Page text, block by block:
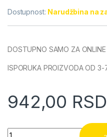
Dostupnost: Narudžbina na
DOSTUPNO SAMO ZA
ISPORUKA PROIZVODA OD 3-
942,00 RSD
Podešavajući ključ